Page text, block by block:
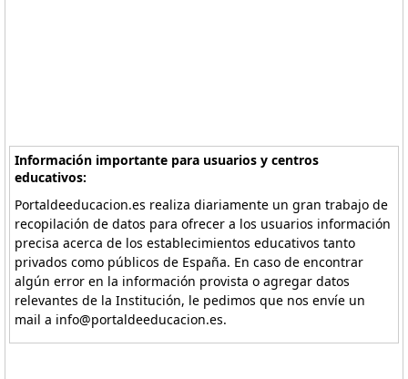
Información importante para usuarios y centros
educativos:
Portaldeeducacion.es realiza diariamente un gran trabajo de
recopilación de datos para ofrecer a los usuarios información
precisa acerca de los establecimientos educativos tanto
privados como públicos de España. En caso de encontrar
algún error en la información provista o agregar datos
relevantes de la Institución, le pedimos que nos envíe un
mail a info@portaldeeducacion.es.